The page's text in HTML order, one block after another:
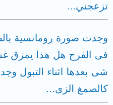
تزعجني...
وجدت صورة رومانسية
فى الفرج هل هذا يمزق
شى بعدها اثناء التبول
كالصمغ الزى...